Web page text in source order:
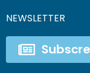
NEWSLETTER